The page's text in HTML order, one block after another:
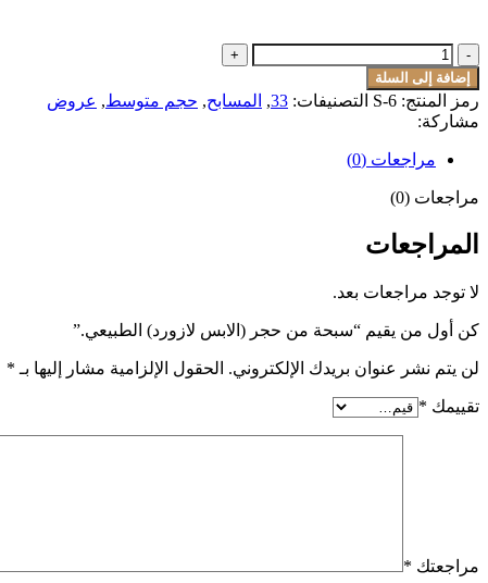
إضافة إلى السلة
رمز المنتج: S-6 التصنيفات: 33
, المسابح, حجم متوسط, عروض
مشاركة:
مراجعات (0)
مراجعات (0)
المراجعات
لا توجد مراجعات بعد.
كن أول من يقيم “سبحة من حجر (الابس لازورد) الطبيعي.”
لن يتم نشر عنوان بريدك الإلكتروني. الحقول الإلزامية مشار إليها بـ *
تقييمك *
مراجعتك *